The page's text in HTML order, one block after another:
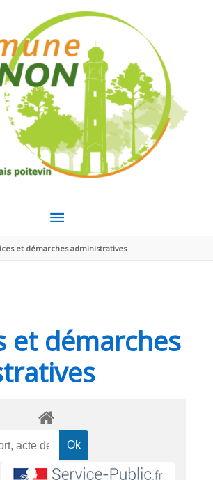
MENU
PRINCIPAL
et démarches administratives
et démarches